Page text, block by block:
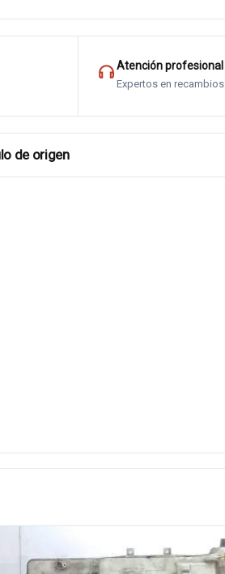
Atención profesional
Expertos en recambios
de origen